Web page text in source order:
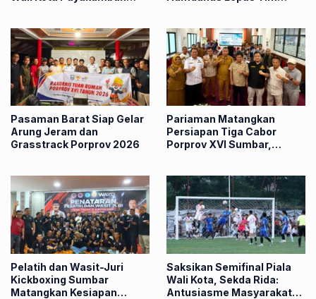
Pasaman Barat Siap Gelar
Arung Jeram dan
Grasstrack Porprov 2026
Pariaman Matangkan
Persiapan Tiga Cabor
Porprov XVI Sumbar,
Pelatih dan Wasit-Juri
Kickboxing Sumbar
Matangkan Kesiapan
Saksikan Semifinal Piala
Wali Kota, Sekda Rida:
Antusiasme Masyarakat